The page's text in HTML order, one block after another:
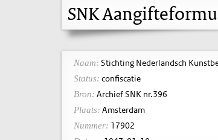
SNK
Naam: Stichting Nederlandsch
Status: confiscatie
Bron: Archief SNK nr.396
Plaats: Amsterdam
Nummer: 17902